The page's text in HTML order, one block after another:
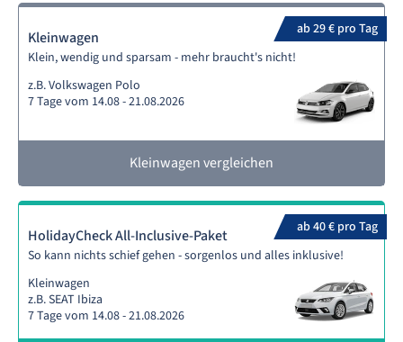
ab 29 € pro Tag
Kleinwagen
Klein, wendig und sparsam - mehr braucht's nicht!
z.B. Volkswagen Polo
7 Tage vom 14.08 - 21.08.2026
Kleinwagen vergleichen
ab 40 € pro Tag
HolidayCheck All-Inclusive-Paket
So kann nichts schief gehen - sorgenlos und alles inklusive!
Kleinwagen
z.B. SEAT Ibiza
7 Tage vom 14.08 - 21.08.2026